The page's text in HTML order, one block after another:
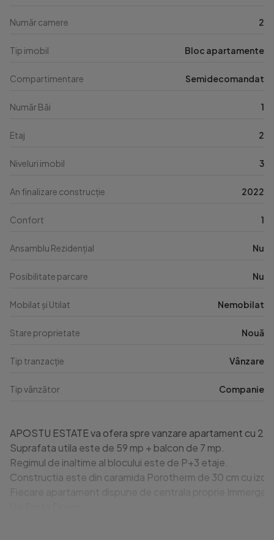
Număr camere 2
Tip imobil Bloc apartamente
Compartimentare Semidecomandat
Număr Băi 1
Etaj 2
Niveluri imobil 3
An finalizare construcție 2022
Confort 1
Ansamblu Rezidențial Nu
Posibilitate parcare Nu
Mobilat și Utilat Nemobilat
Stare proprietate Nouă
Tip tranzacție Vânzare
Tip vânzător Companie
APOSTU ESTATE va ofera spre vanzare apartament cu
Suprafata utila este de 59 mp + balcon de 7 mp.
Regimul de inaltime al blocului este de P+3 etaje.
Constructia este din caramida Porotherm de 30 cm cu
Fiecare apartament dispune de centrala proprie